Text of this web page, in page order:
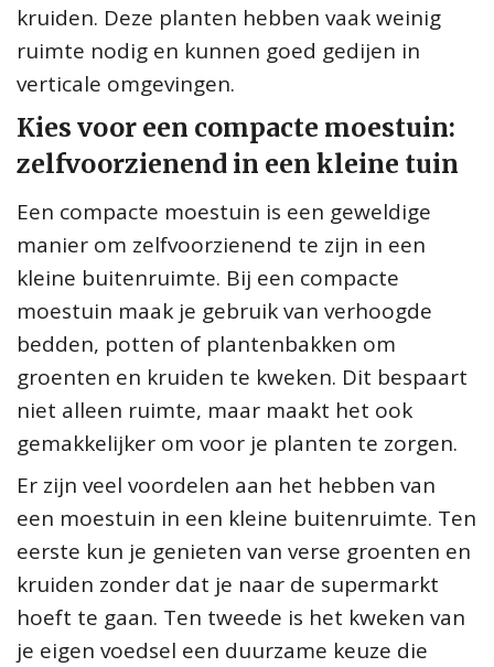
kruiden. Deze planten hebben vaak weinig
ruimte nodig en kunnen goed gedijen in
verticale omgevingen.
Kies voor een compacte moestuin:
zelfvoorzienend in een kleine tuin
Een compacte moestuin is een geweldige
manier om zelfvoorzienend te zijn in een
kleine buitenruimte. Bij een compacte
moestuin maak je gebruik van verhoogde
bedden, potten of plantenbakken om
groenten en kruiden te kweken. Dit bespaart
niet alleen ruimte, maar maakt het ook
gemakkelijker om voor je planten te zorgen.
Er zijn veel voordelen aan het hebben van
een moestuin in een kleine buitenruimte. Ten
eerste kun je genieten van verse groenten en
kruiden zonder dat je naar de supermarkt
hoeft te gaan. Ten tweede is het kweken van
je eigen voedsel een duurzame keuze die